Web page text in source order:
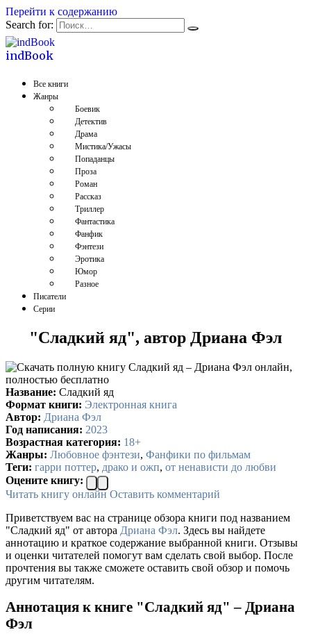
Перейти к содержанию
Search for:
indBook
Все книги
Жанры
Боевик
Детектив
Драма
Мистика/Ужасы
Попаданцы
Проза
Роман
Рассказ
Триллер
Фантастика
Фанфик
Фэнтези
Эротика
Юмор
Разное
Писатели
Серии
"Сладкий яд", автор Дриана Фэл
Название: Сладкий яд
Формат книги: Электронная книга
Автор: Дриана Фэл
Год написания: 2023
Возрастная категория: 18+
Жанры: Любовное фэнтези, Фанфики по фильмам
Теги: гарри поттер, драко и ожп, от ненависти до любви
Оцените книгу:
Читать книгу онлайн Оставить комментарий
Приветствуем вас на странице обзора книги под названием
"Сладкий яд" от автора Дриана Фэл. Здесь вы найдете
аннотацию и краткое содержание выбранной книги. Отзывы
и оценки читателей помогут вам сделать свой выбор. После
прочтения вы также сможете оставить свой обзор и помочь
другим читателям.
Аннотация к книге "Сладкий яд" – Дриана
Фэл